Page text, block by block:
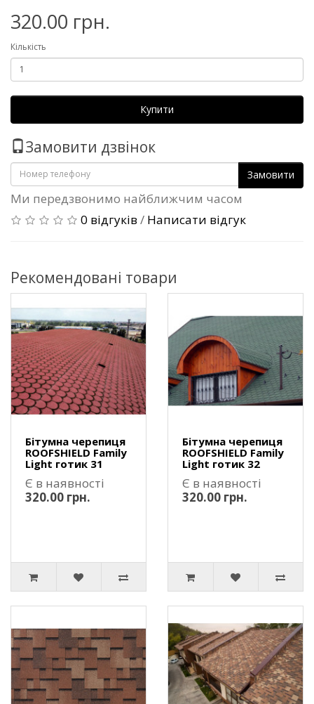
320.00 грн.
Кількість
Купити
Замовити дзвінок
Замовити
Ми передзвонимо найближчим часом
0 відгуків / Написати відгук
Рекомендовані товари
Бітумна черепиця
ROOFSHIELD Family
Light готик 31
Є в наявності
320.00 грн.
Бітумна черепиця
ROOFSHIELD Family
Light готик 32
Є в наявності
320.00 грн.